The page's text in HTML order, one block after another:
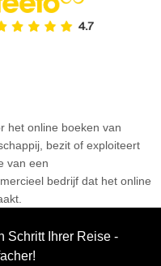
het online boeken van
bezit of exploiteert
van een
bedrijf dat het online
Schritt Ihrer Reise -